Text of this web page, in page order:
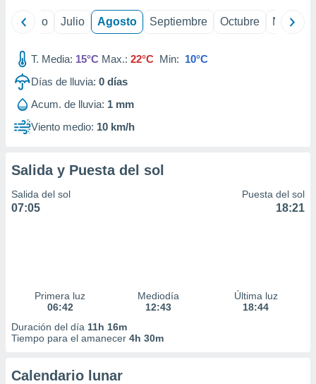
e
mediante
publicidad
de
Junio Julio Agosto Septiembre Octubre
T. Media: 15°C Max.: 22°C Min: 10°C
Días de lluvia: 0 días
Acum. de lluvia: 1 mm
Viento medio: 10 km/h
Salida y Puesta del sol
Salida del sol
07:05
Puesta del sol
18:21
Primera luz
06:42
Mediodía
12:43
Última luz
18:44
Duración del día 11h 16m
Tiempo para el amanecer 4h 30m
Calendario lunar